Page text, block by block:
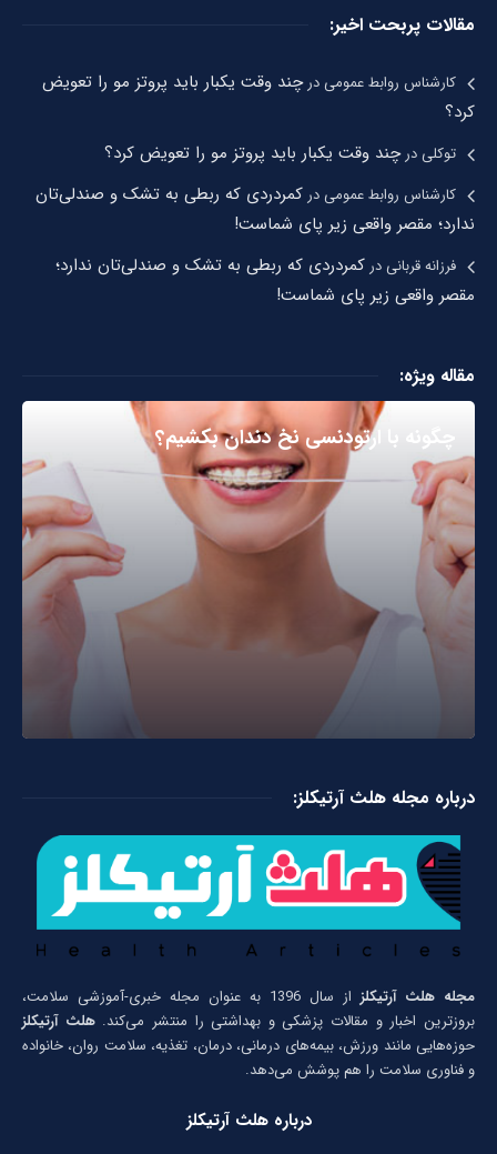
مقالات پربحت اخیر:
کارشناس روابط عمومیدرچند وقت یکبار باید پروتز مو را تعویض
کرد؟
توکلیدرچند وقت یکبار باید پروتز مو را تعویض کرد؟
کارشناس روابط عمومیدر کمردردی که ربطی به تشک و صندلی‌تان
ندارد؛ مقصر واقعی زیر پای شماست!
فرزانه قربانیدر کمردردی که ربطی به تشک و صندلی‌تان ندارد؛
مقصر واقعی زیر پای شماست!
مقاله ویژه:
چگونه با ارتودنسی نخ دندان بکشیم؟
درباره مجله هلث آرتیکلز:
مجله هلث آرتیکلز
از سال 1396 به عنوان مجله خبری-آموزشی سلامت،
بروزترین اخبار و مقالات پزشکی و بهداشتی را منتشر می‌کند.هلث آرتیکلز
حوزه‌هایی مانند ورزش، بیمه‌های درمانی، درمان، تغذیه، سلامت روان، خانواده
و فناوری سلامت را هم پوشش می‌دهد.
درباره هلث آرتیکلز